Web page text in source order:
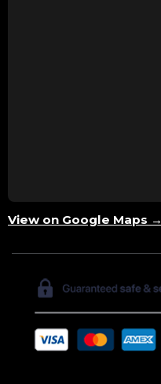
View on Google Maps →